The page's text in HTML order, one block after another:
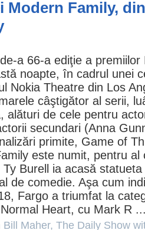
Modern Family,
a 66-a ediţie a
noapte, în cadrul unei
Nokia Theatre din Los
câştigător al serii,
alături de cele pentru
secundari (Anna
primite, Game of
este numit, pentru al
Burell ia acasă
de comedie. Aşa cum
Fargo a triumfat la
Heart, cu Mark R
Bill Maher, The Daily Show